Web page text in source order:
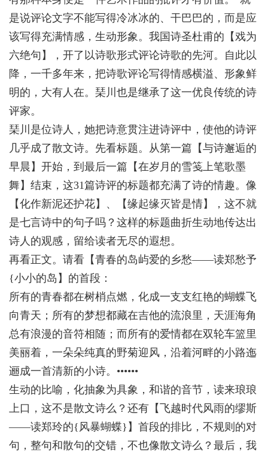
是说评论文字不能写得冷冰冰的、干巴巴的，而是应
该写得充满情感，生动形象。我国诗圣杜甫的【戏为
六绝句】，开了以诗歌形式评论诗歌的先河。自此以
降，一千多年来，把诗歌评论写得情感横溢、形象鲜
明的，大有人在。琹川也是继承了这一优良传统的诗
评家。
琹川是位诗人，她把诗意贯注进诗评中，使他的诗评
几乎成了散文诗。先看标题。从第一篇【与诗邂逅的
早晨】开始，到最后一篇【在岁月的雪笺上笔歌墨
舞】结束，这31篇诗评的标题都充满了诗的情趣。像
【化作新泥还护花】、【缘起缘灭皆是情】，这不就
是七言诗中的句子吗？这样的标题曲折生动地传达出
诗人的观感，留给读者无尽的遐想。
再看正文。请看【青春的岛屿爱的乡愁——读郑愁予
{小小的岛】的首段：
所有的青春都在树梢点燃，化成一支支红艳的蝴蝶飞
向青天；所有的梦想都藏在吉他的流浪里，天涯海角
总有浪漫的音符相随；而所有的爱情都在双轮车篮里
美丽着，一朵朵纯真的野菊迎风，沿着河畔的小路迤
逦成一首清新的小诗。••••••
生动的比喻，化抽象为具象，和谐的音节，读来琅琅
上口，这不是散文诗么？还有【飞越时代风雨的缪斯
——读郑玲的{风暴蝴蝶}】首段的排比，不规则的对
句，整句和散句的交错，不也像散文诗么？最后，我